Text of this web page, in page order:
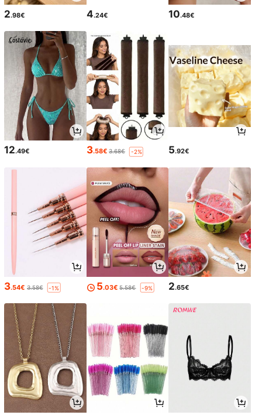
2.98€ 4.24€ 10.48€
12.49€ 3.58€ 3.68€ -2% 5.92€
3.54€ 3.58€ -1% 5.03€ 5.58€ -9% 2.65€